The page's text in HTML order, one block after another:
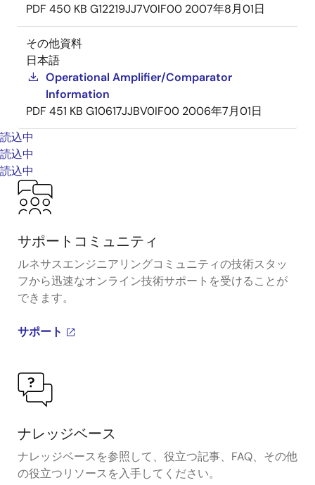
PDF 450 KB G12219JJ7V0IF00 2007年8月01日
その他資料
日本語
Operational Amplifier/Comparator
Information
PDF 451 KB G10617JJBV0IF00 2006年7月01日
読込中
読込中
読込中
サポートコミュニティ
ルネサスエンジニアリングコミュニティの技術スタッ
フから迅速なオンライン技術サポートを受けることが
できます。
サポート
ナレッジベース
ナレッジベースを参照して、役立つ記事、FAQ、その他
の役立つリソースを入手してください。